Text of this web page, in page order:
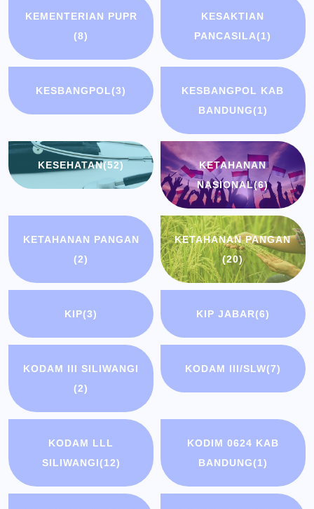
KEMENTERIAN PUPR
(8)
KESAKTIAN
PANCASILA(1)
KESBANGPOL(3)
KESBANGPOL KAB
BANDUNG(1)
KESEHATAN(52)
KETAHANAN
NASIONAL(6)
KETAHANAN PANGAN
(2)
KETAHANAN PANGAN
(20)
KIP(3) KIP JABAR(6)
KODAM III SILIWANGI
(2)
KODAM III/SLW(7)
KODAM LLL
SILIWANGI(12)
KODIM 0624 KAB
BANDUNG(1)